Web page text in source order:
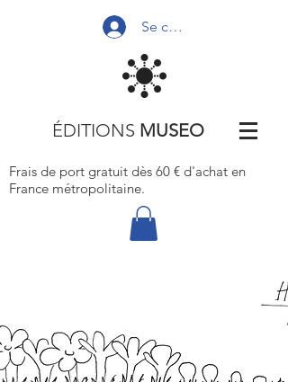
Se connecter
ÉDITIONS MUSEO
Frais de port gratuit dès 60 € d'achat en
France métropolitaine.